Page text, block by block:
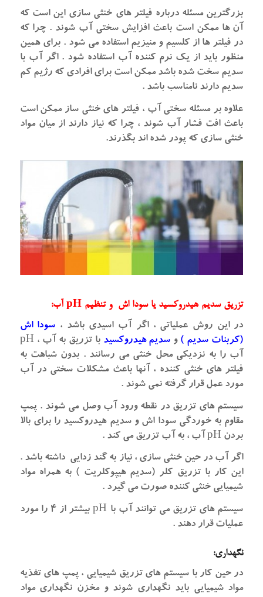
بزرگترین مسئله درباره فیلتر های خنثی سازی این است که
آن ها ممکن است باعث افزایش سختی آب شوند . چرا که
در فیلتر ها از کلسیم و منیزیم استفاده می شود . برای همین
منظور باید از یک نرم کننده آب استفاده شود . اگر آب با
سدیم سخت شده باشد ممکن است برای افرادی که رژیم کم
سدیم دارند نامناسب باشد .
علاوه بر مسئله سختی آب ، فیلتر های خنثی ساز ممکن است
باعث افت فشار آب شوند ، چرا که نیاز دارند از میان مواد
خنثی سازی که پودر شده اند بگذرند.
تزریق سدیم هیدروکسید یا سودا اش و تنظیم pH آب:
در این روش عملیاتی ، اگر آب اسیدی باشد ، سودا اش
(کربنات سدیم ) و سدیم هیدروکسید
با تزریق به آب ، pH
آب را به نزدیکی محل خنثی می رسانند . بدون شباهت به
فیلتر های خنثی کننده ، آنها باعث مشکلات سختی در آب
مورد عمل قرار گرفته نمی شوند .
سیستم های تزریق در نقطه ورود آب وصل می شوند . پمپ
مقاوم به خوردگی سودا اش و سدیم هیدروکسید را برای بالا
بردن pH آب ، به آب تزریق می کند .
اگر آب در حین خنثی سازی ، نیاز به گند زدایی داشته باشد .
این کار با تزریق کلر (سدیم هیپوکلریت ) به همراه مواد
شیمیایی خنثی کننده صورت می گیرد .
سیستم های تزریق می توانند آب با pH بیشتر از ۴ را مورد
عملیات قرار دهند .
نگهداری:
در حین کار با سیستم های تزریق شیمیایی ، پمپ های تغذیه
مواد شیمیایی باید نگهداری شوند و مخزن نگهداری مواد